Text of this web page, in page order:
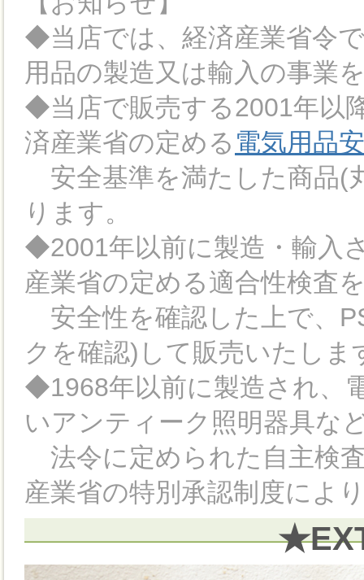
◆当店では、経済産業省令
用品の製造又は輸入の事業
◆当店で販売する2001年以
済産業省の定める 電気用品
安全基準を満たした商品(
ります。
◆2001年以前に製造・輸入
産業省の定める適合性検査
安全性を確認した上で、
クを確認)して販売いたしま
◆1968年以前に製造され、
いアンティーク照明器具な
法令に定められた自主検
産業省の特別承認制度によ